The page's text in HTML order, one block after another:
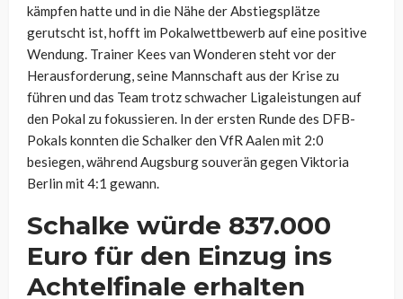
kämpfen hatte und in die Nähe der Abstiegsplätze
gerutscht ist, hofft im Pokalwettbewerb auf eine positive
Wendung. Trainer Kees van Wonderen steht vor der
Herausforderung, seine Mannschaft aus der Krise zu
führen und das Team trotz schwacher Ligaleistungen auf
den Pokal zu fokussieren. In der ersten Runde des DFB-
Pokals konnten die Schalker den VfR Aalen mit 2:0
besiegen, während Augsburg souverän gegen Viktoria
Berlin mit 4:1 gewann.
Schalke würde 837.000
Euro für den Einzug ins
Achtelfinale erhalten